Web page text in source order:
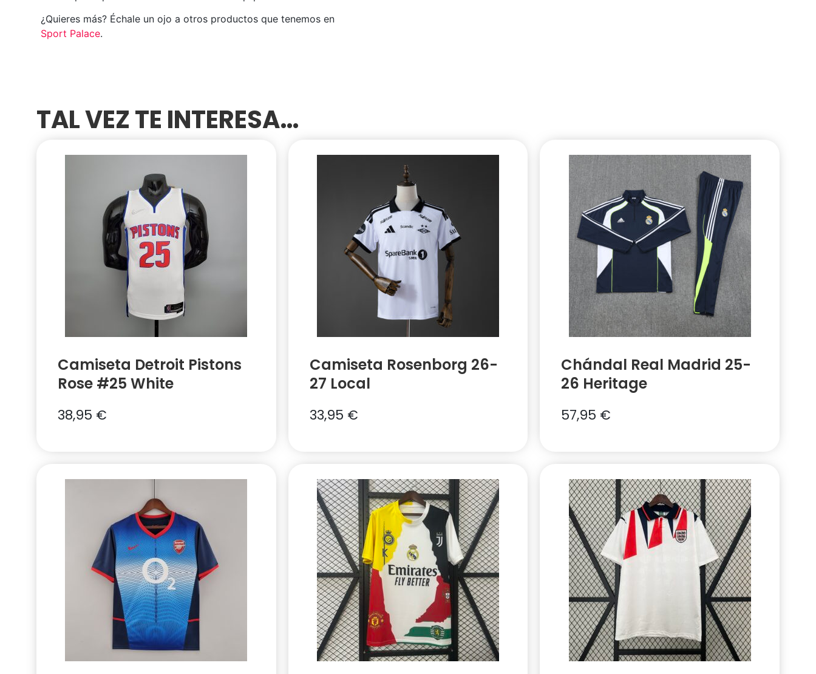
¿Quieres más? Échale un ojo a otros productos que tenemos en
Sport Palace.
TAL VEZ TE INTERESA…
Camiseta Detroit Pistons
Rose #25 White
38,95 €
Camiseta Rosenborg 26-
27 Local
33,95 €
Chándal Real Madrid 25-
26 Heritage
57,95 €